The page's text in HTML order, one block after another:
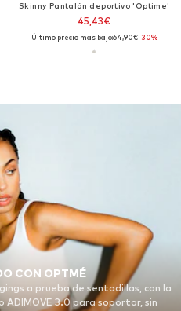
Skinny Pantalón deportivo 'Optime'
45,43€
Último precio más bajo:64,90€-30%
CON OPTMÉ
a prueba de sentadillas, con la
3.0 para soportar, sin